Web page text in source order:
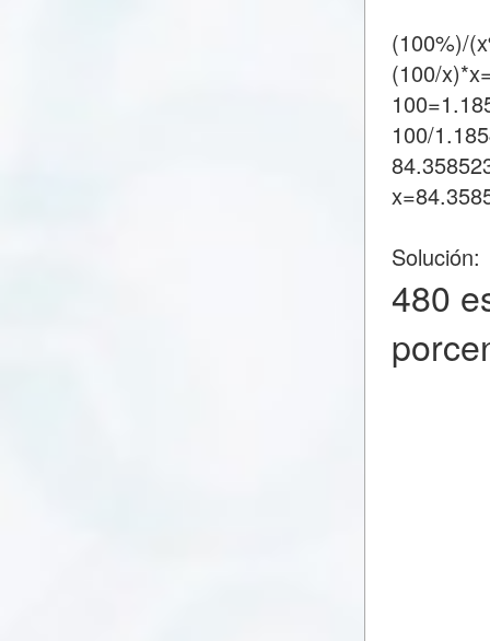
(100%)/
(100/
100/
Solución:
480